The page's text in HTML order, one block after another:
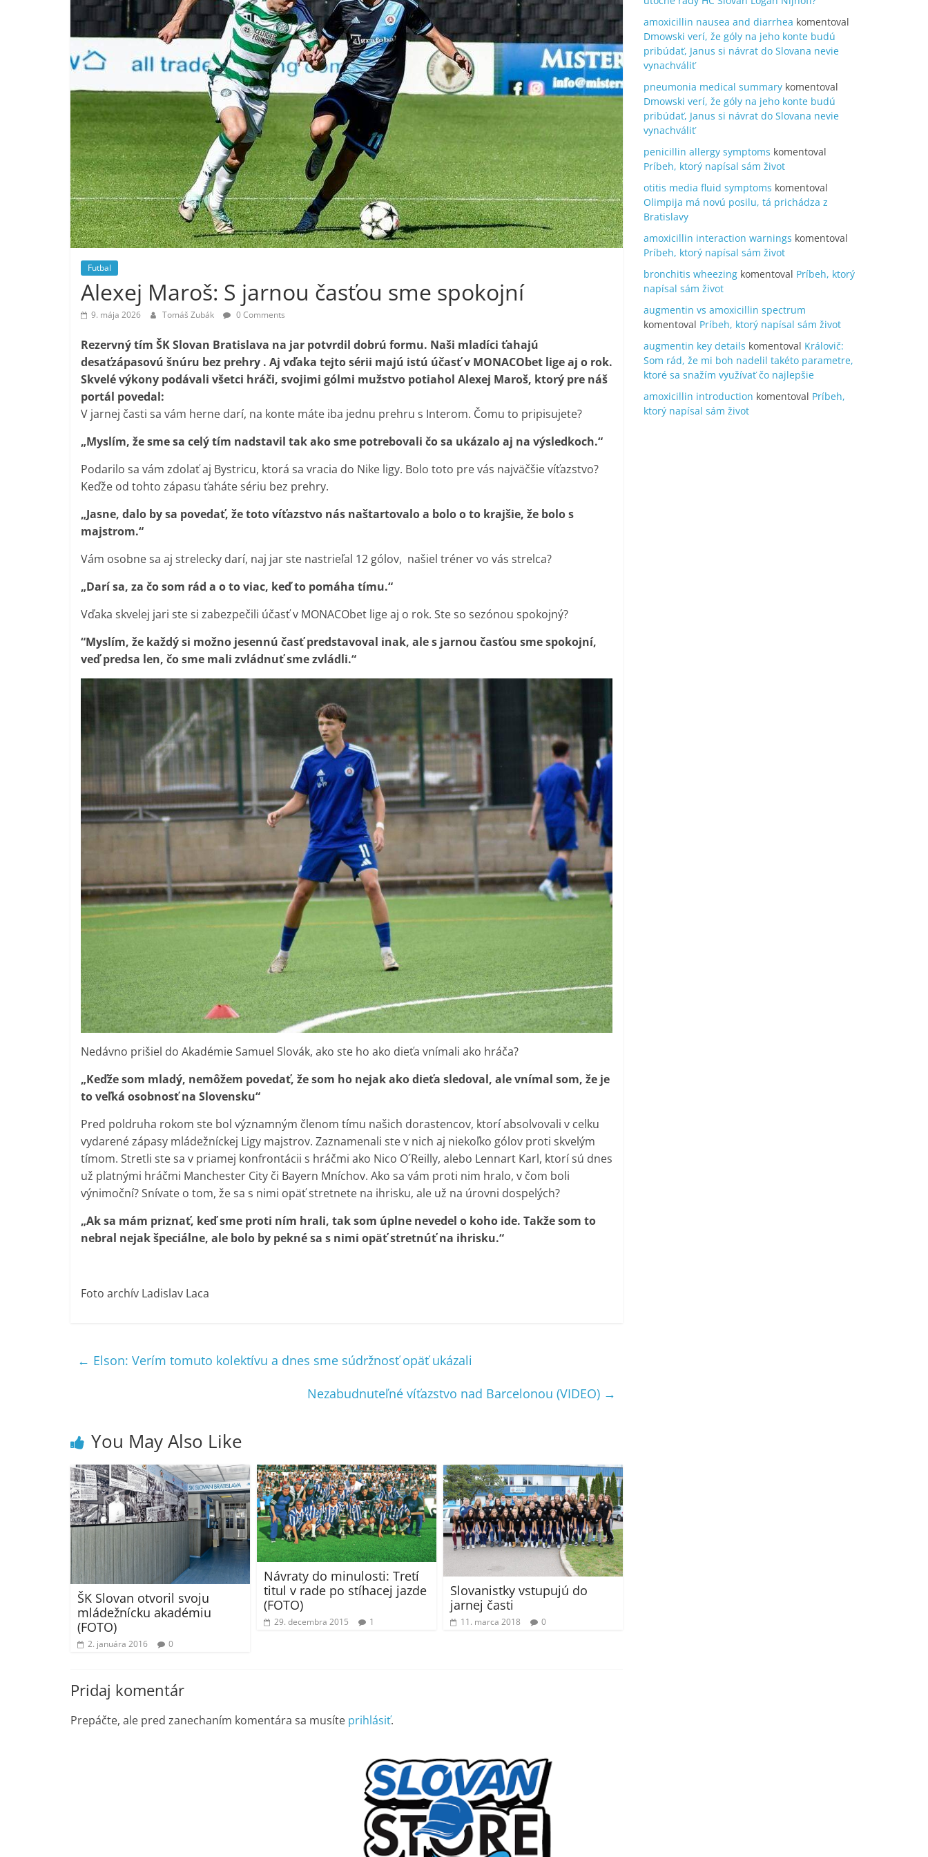
Futbal
Alexej Maroš: S jarnou časťou sme spokojní
9. mája 2026 Tomáš Zubák 0 Comments
Rezervný tím ŠK Slovan Bratislava na jar potvrdil dobrú formu. Naši mladíci ťahajú
desaťzápasovú šnúru bez prehry . Aj vďaka tejto sérii majú istú účasť v MONACObet lige aj o rok.
Skvelé výkony podávali všetci hráči, svojimi gólmi mužstvo potiahol Alexej Maroš, ktorý pre náš
portál povedal:
V jarnej časti sa vám herne darí, na konte máte iba jednu prehru s Interom. Čomu to pripisujete?
„Myslím, že sme sa celý tím nadstavil tak ako sme potrebovali čo sa ukázalo aj na výsledkoch.“
Podarilo sa vám zdolať aj Bystricu, ktorá sa vracia do Nike ligy. Bolo toto pre vás najväčšie víťazstvo?
Keďže od tohto zápasu ťaháte sériu bez prehry.
„Jasne, dalo by sa povedať, že toto víťazstvo nás naštartovalo a bolo o to krajšie, že bolo s
majstrom.“
Vám osobne sa aj strelecky darí, naj jar ste nastrieľal 12 gólov, našiel tréner vo vás strelca?
„Darí sa, za čo som rád a o to viac, keď to pomáha tímu.“
Vďaka skvelej jari ste si zabezpečili účasť v MONACObet lige aj o rok. Ste so sezónou spokojný?
⁠“Myslím, že každý si možno jesennú časť predstavoval inak, ale s jarnou časťou sme spokojní,
veď predsa len, čo sme mali zvládnuť sme zvládli.“
Nedávno prišiel do Akadémie Samuel Slovák, ako ste ho ako dieťa vnímali ako hráča?
„Keďže som mladý, nemôžem povedať, že som ho nejak ako dieťa sledoval, ale vnímal som, že je
to veľká osobnosť na Slovensku“
Pred poldruha rokom ste bol významným členom tímu našich dorastencov, ktorí absolvovali v celku
vydarené zápasy mládežníckej Ligy majstrov. Zaznamenali ste v nich aj niekoľko gólov proti skvelým
tímom. Stretli ste sa v priamej konfrontácii s hráčmi ako Nico O´Reilly, alebo Lennart Karl, ktorí sú dnes
už platnými hráčmi Manchester City či Bayern Mníchov. Ako sa vám proti nim hralo, v čom boli
výnimoční? Snívate o tom, že sa s nimi opäť stretnete na ihrisku, ale už na úrovni dospelých?
„Ak sa mám priznať, keď sme proti ním hrali, tak som úplne nevedel o koho ide. Takže som to
nebral nejak špeciálne, ale bolo by pekné sa s nimi opäť stretnúť na ihrisku.“
Foto archív Ladislav Laca
← Elson: Verím tomuto kolektívu a dnes sme súdržnosť opäť ukázali
Nezabudnuteľné víťazstvo nad Barcelonou (VIDEO) →
You May Also Like
ŠK Slovan otvoril svoju
mládežnícku akadémiu
(FOTO)
2. januára 2016 0
Návraty do minulosti: Tretí
titul v rade po stíhacej jazde
(FOTO)
29. decembra 2015 1
Slovanistky vstupujú do
jarnej časti
11. marca 2018 0
Pridaj komentár
Prepáčte, ale pred zanechaním komentára sa musíte prihlásiť.
amoxicillin nausea and diarrhea komentoval
Dmowski verí, že góly na jeho konte budú
pribúdať, Janus si návrat do Slovana nevie
vynachváliť
pneumonia medical summary komentoval
Dmowski verí, že góly na jeho konte budú
pribúdať, Janus si návrat do Slovana nevie
vynachváliť
penicillin allergy symptoms komentoval
Príbeh, ktorý napísal sám život
otitis media fluid symptoms komentoval
Olimpija má novú posilu, tá prichádza z
Bratislavy
amoxicillin interaction warnings komentoval
Príbeh, ktorý napísal sám život
bronchitis wheezing komentoval Príbeh, ktorý
napísal sám život
augmentin vs amoxicillin spectrum
komentoval Príbeh, ktorý napísal sám život
augmentin key details komentoval Královič:
Som rád, že mi boh nadelil takéto parametre,
ktoré sa snažím využívať čo najlepšie
amoxicillin introduction komentoval Príbeh,
ktorý napísal sám život